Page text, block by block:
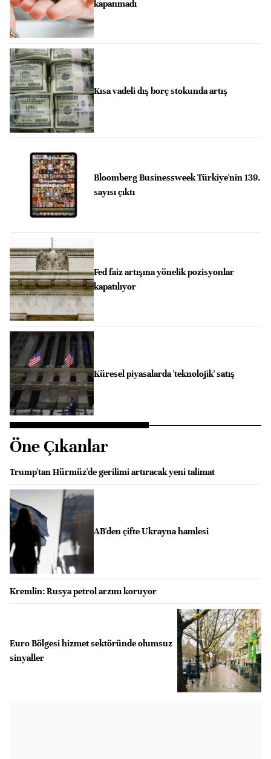
kapanmadı
Kısa vadeli dış borç stokunda artış
Bloomberg Businessweek Türkiye'nin 139.
sayısı çıktı
Fed faiz artışına yönelik pozisyonlar
kapatılıyor
Küresel piyasalarda 'teknolojik' satış
Öne Çıkanlar
Trump'tan Hürmüz'de gerilimi artıracak yeni talimat
AB'den çifte Ukrayna hamlesi
Kremlin: Rusya petrol arzını koruyor
Euro Bölgesi hizmet sektöründe olumsuz
sinyaller